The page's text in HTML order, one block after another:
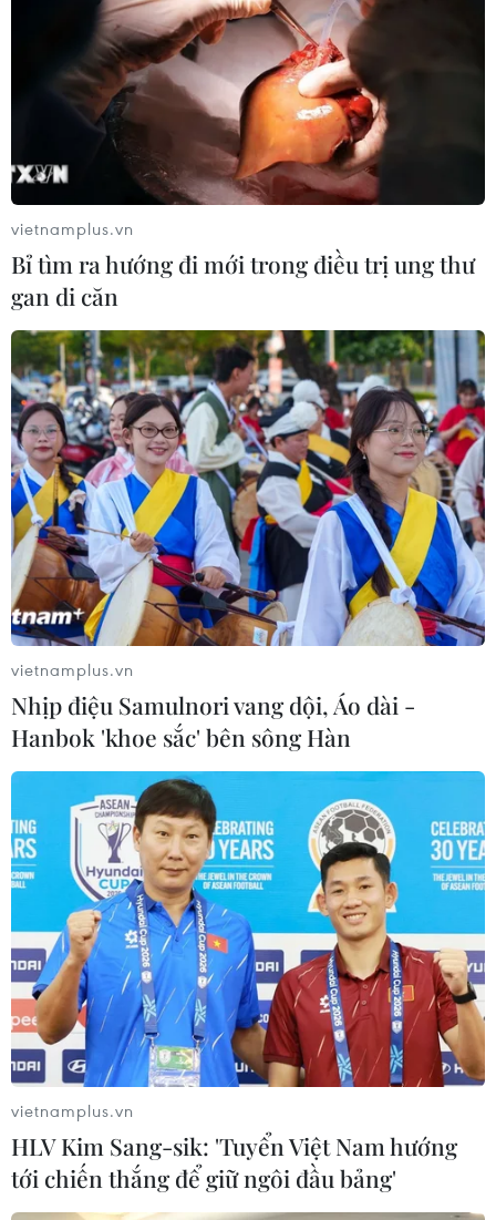
vietnamplus.vn
Bỉ tìm ra hướng đi mới trong điều trị ung thư
gan di căn
vietnamplus.vn
Nhịp điệu Samulnori vang dội, Áo dài -
Hanbok 'khoe sắc' bên sông Hàn
vietnamplus.vn
HLV Kim Sang-sik: 'Tuyển Việt Nam hướng
tới chiến thắng để giữ ngôi đầu bảng'